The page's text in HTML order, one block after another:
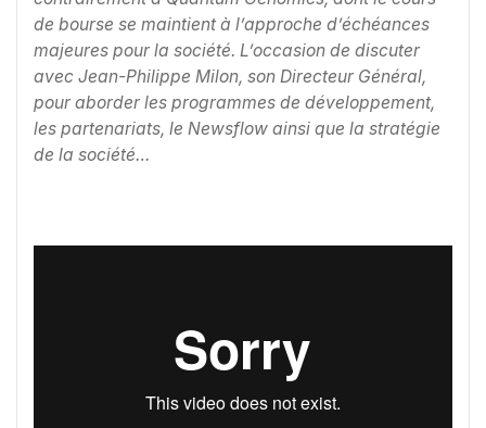
de bourse se maintient à l’approche d’échéances
majeures pour la société. L’occasion de discuter
avec Jean-Philippe Milon, son Directeur Général,
pour aborder les programmes de développement,
les partenariats, le Newsflow ainsi que la stratégie
de la société…